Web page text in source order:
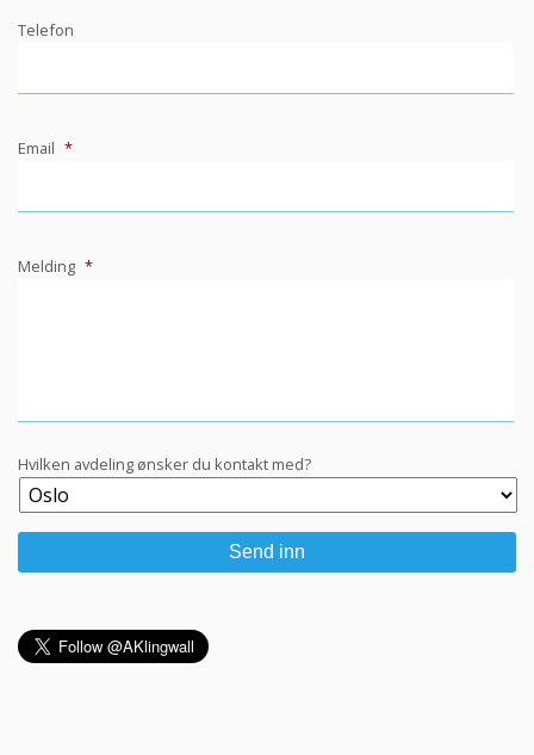
Telefon
Email *
Melding *
Hvilken avdeling ønsker du kontakt med?